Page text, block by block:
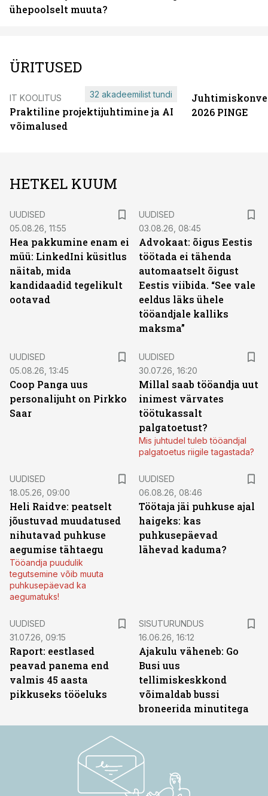
ühepoolselt muuta?
ÜRITUSED
IT KOOLITUS
Praktiline projektijuhtimine ja AI
võimalused
32 akadeemilist tundi
2026 PINGE
HETKEL KUUM
UUDISED
05.08.26, 11:55
Hea pakkumine enam ei
müü: LinkedIni küsitlus
näitab, mida
kandidaadid tegelikult
ootavad
UUDISED
03.08.26, 08:45
Advokaat: õigus Eestis
töötada ei tähenda
automaatselt õigust
Eestis viibida. “See vale
eeldus läks ühele
tööandjale kalliks
maksma”
UUDISED
05.08.26, 13:45
Coop Panga uus
personalijuht on Pirkko
Saar
UUDISED
30.07.26, 16:20
Millal saab tööandja uut
inimest värvates
töötukassalt
palgatoetust?
Mis juhtudel tuleb tööandjal
palgatoetus riigile tagastada?
UUDISED
18.05.26, 09:00
Heli Raidve: peatselt
jõustuvad muudatused
nihutavad puhkuse
aegumise tähtaegu
Tööandja puudulik
tegutsemine võib muuta
puhkusepäevad ka
aegumatuks!
UUDISED
06.08.26, 08:46
Töötaja jäi puhkuse ajal
haigeks: kas
puhkusepäevad
lähevad kaduma?
UUDISED
31.07.26, 09:15
Raport: eestlased
peavad panema end
valmis 45 aasta
pikkuseks tööeluks
SISUTURUNDUS
16.06.26, 16:12
Ajakulu väheneb: Go
Busi uus
tellimiskeskkond
võimaldab bussi
broneerida minutitega